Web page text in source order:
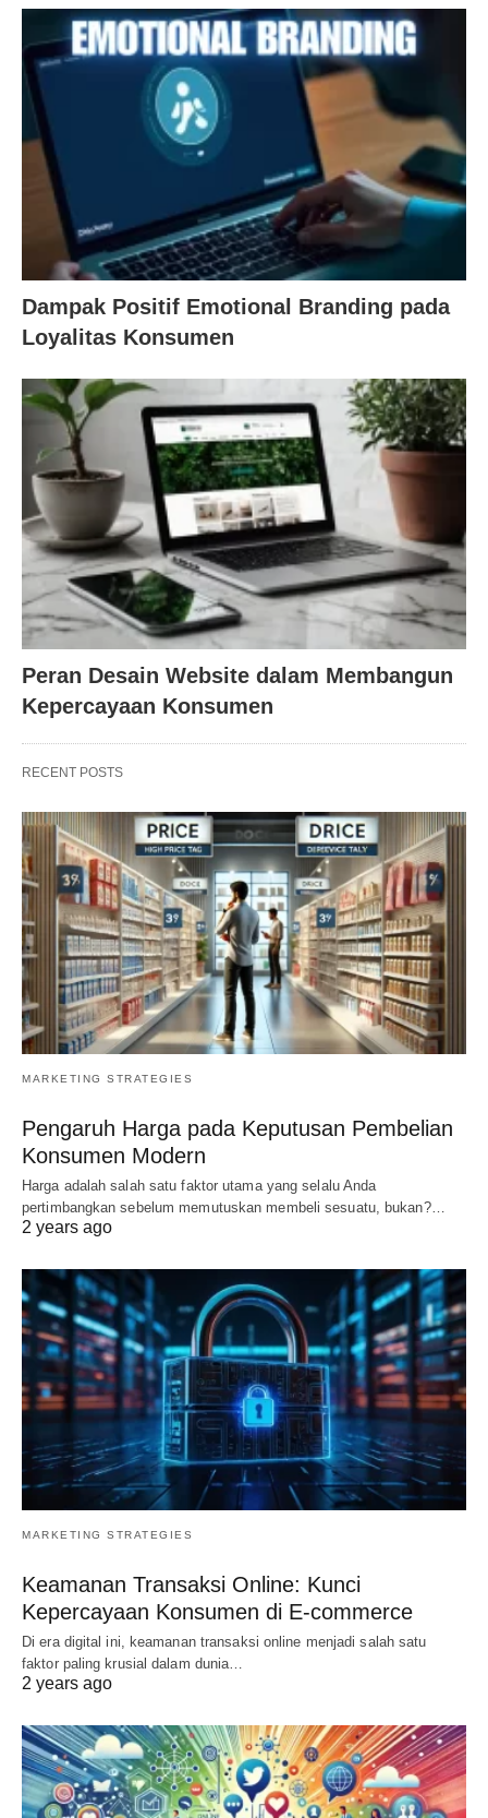
Dampak Positif Emotional Branding pada
Loyalitas Konsumen
Peran Desain Website dalam Membangun
Kepercayaan Konsumen
RECENT POSTS
MARKETING STRATEGIES
Pengaruh Harga pada Keputusan Pembelian
Konsumen Modern
Harga adalah salah satu faktor utama yang selalu Anda
pertimbangkan sebelum memutuskan membeli sesuatu, bukan?…
2 years ago
MARKETING STRATEGIES
Keamanan Transaksi Online: Kunci
Kepercayaan Konsumen di E-commerce
Di era digital ini, keamanan transaksi online menjadi salah satu
faktor paling krusial dalam dunia…
2 years ago